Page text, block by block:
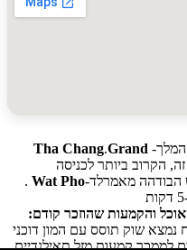
Tha Chang.Grand
ביותר לכניסה
מאמרלד-Wat Pho
.
שהוזכר קודם:
שוק תוסס עם המון דוכני
קמעות מזל תאילנדיים.